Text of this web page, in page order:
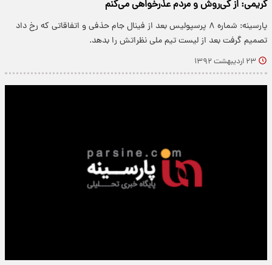
کریمی: از کی‌روش و مردم عذرخواهی می‌کنم
پارسینه: شماره ۸ پرسپولیس بعد از فینال جام حذفی و اتفاقاتی که رخ داد
تصمیم گرفت بعد از لیست تیم ملی نظراتش را بدهد.
۲۳ اردیبهشت ۱۳۹۲